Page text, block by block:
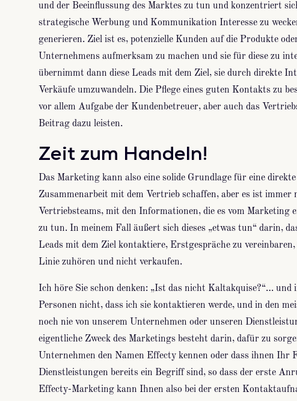
und der Beeinflussung des Marktes zu tun und konzentriert
strategische Werbung und Kommunikation Interesse zu
generieren. Ziel ist es, potenzielle Kunden auf die Produkte
Unternehmens aufmerksam zu machen und sie für diese zu
übernimmt dann diese Leads mit dem Ziel, sie durch direkte
Verkäufe umzuwandeln. Die Pflege eines guten Kontakts zu
vor allem Aufgabe der Kundenbetreuer, aber auch das
Beitrag dazu leisten.
Zeit zum Handeln!
Das Marketing kann also eine solide Grundlage für eine
Zusammenarbeit mit dem Vertrieb schaffen, aber es ist immer
Vertriebsteams, mit den Informationen, die es vom Marketing
zu tun. In meinem Fall äußert sich dieses „etwas tun“ darin,
Leads mit dem Ziel kontaktiere, Erstgespräche zu
Linie zuhören und nicht verkaufen.
Ich höre Sie schon denken: „Ist das nicht Kaltakquise?“… und
Personen nicht, dass ich sie kontaktieren werde, und in den
noch nie von unserem Unternehmen oder unseren
eigentliche Zweck des Marketings besteht darin, dafür zu
Unternehmen den Namen Effecty kennen oder dass ihnen Ihr
Dienstleistungen bereits ein Begriff sind, so dass der erste
Effecty-Marketing kann Ihnen also bei der ersten